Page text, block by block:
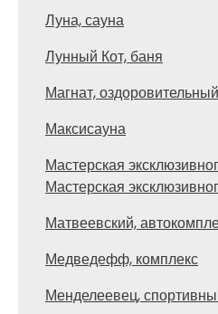
Луна, сауна
Лунный Кот, баня
Магнат,
Максисауна
Мастерская
Мастерская
Матвеевский,
Медведефф, комплекс
Менделеевец,